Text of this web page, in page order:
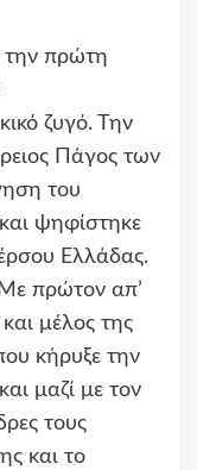
την πρώτη
ζυγό. Την
Πάγος των
του
ψηφίστηκε
Ελλάδας.
πρώτον απ’
μέλος της
κήρυξε την
μαζί με τον
τους
και το